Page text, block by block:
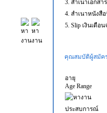
3. สำเนาเอกส
4. สำเนาหนังสื
5. Slip เงินเดื
คุณสมบัติผู้สมัคร
อายุ
Age Range
ประสบการณ์